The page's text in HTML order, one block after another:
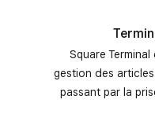
Square
gestion des articles
passant par la